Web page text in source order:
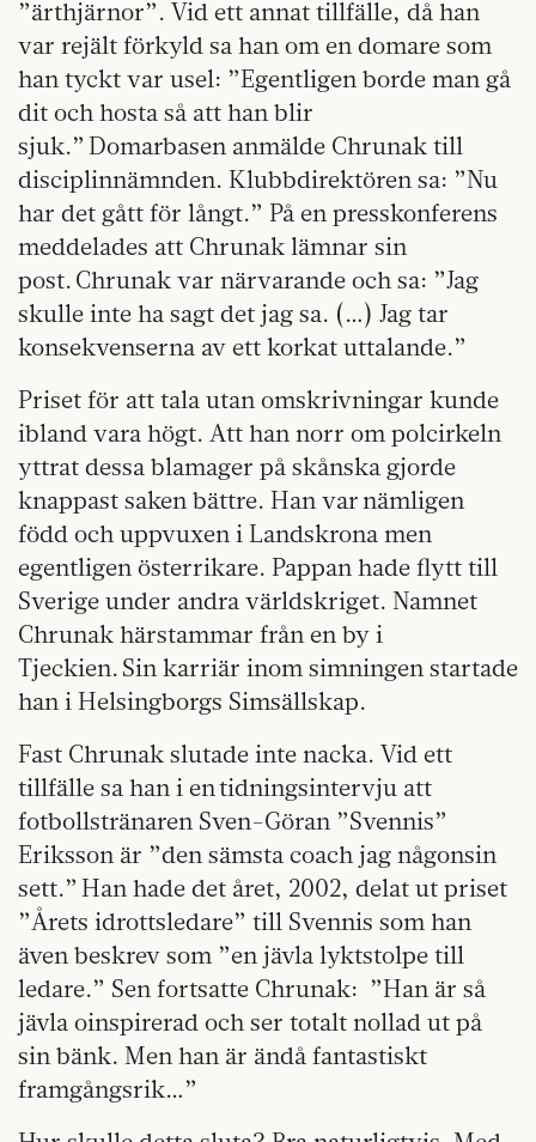
”ärthjärnor”. Vid ett annat tillfälle, då han
var rejält förkyld sa han om en domare som
han tyckt var usel: ”Egentligen borde man gå
dit och hosta så att han blir
sjuk.” Domarbasen anmälde Chrunak till
disciplinnämnden. Klubbdirektören sa: ”Nu
har det gått för långt.” På en presskonferens
meddelades att Chrunak lämnar sin
post. Chrunak var närvarande och sa: ”Jag
skulle inte ha sagt det jag sa. (…) Jag tar
konsekvenserna av ett korkat uttalande.”
Priset för att tala utan omskrivningar kunde
ibland vara högt. Att han norr om polcirkeln
yttrat dessa blamager på skånska gjorde
knappast saken bättre. Han var nämligen
född och uppvuxen i Landskrona men
egentligen österrikare. Pappan hade flytt till
Sverige under andra världskriget. Namnet
Chrunak härstammar från en by i
Tjeckien. Sin karriär inom simningen startade
han i Helsingborgs Simsällskap.
Fast Chrunak slutade inte nacka. Vid ett
tillfälle sa han i en tidningsintervju att
fotbollstränaren Sven-Göran ”Svennis”
Eriksson är ”den sämsta coach jag någonsin
sett.” Han hade det året, 2002, delat ut priset
”Årets idrottsledare” till Svennis som han
även beskrev som ”en jävla lyktstolpe till
ledare.” Sen fortsatte Chrunak: ”Han är så
jävla oinspirerad och ser totalt nollad ut på
sin bänk. Men han är ändå fantastiskt
framgångsrik…”